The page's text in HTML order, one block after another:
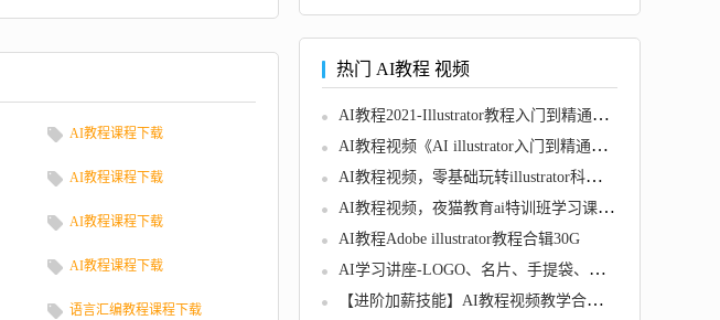
AI教程课程下载
AI教程课程下载
AI教程课程下载
AI教程课程下载
语言汇编教程课程下载
热门 AI教程 视频
AI教程2021-Illustrator教程入门到精通，零基础自学视频
AI教程视频《AI illustrator入门到精通》零基础自学教程教学
AI教程视频，零基础玩转illustrator科研绘图
AI教程视频，夜猫教育ai特训班学习课程（玩转矢量图，广告设计不再有压力）
AI教程Adobe illustrator教程合辑30G
AI学习讲座-LOGO、名片、手提袋、信封设计视频全6讲
【进阶加薪技能】AI教程视频教学合辑全46集